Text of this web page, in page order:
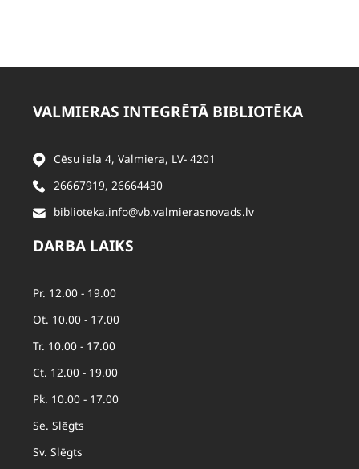
VALMIERAS INTEGRĒTĀ BIBLIOTĒKA
Cēsu iela 4, Valmiera, LV- 4201
26667919, 26664430
biblioteka.info@vb.valmierasnovads.lv
DARBA LAIKS
Pr. 12.00 - 19.00
Ot. 10.00 - 17.00
Tr. 10.00 - 17.00
Ct. 12.00 - 19.00
Pk. 10.00 - 17.00
Se. Slēgts
Sv. Slēgts